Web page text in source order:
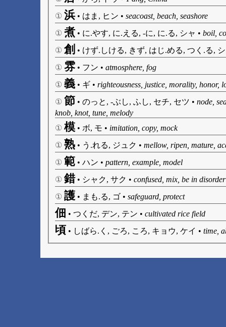
① 浜• はま, ヒン • seacoast, beach, seashore
① 煮 • に.やす, に.える, -に, に.る, シャ • boil,
① 創 • けず.しける, きず, はじ.める, つく.る,
① 雰 • フン • atmosphere, fog
① 義 • ギ • righteousness, justice, morality, honor,
① 節 • のっと, -ぶし, ふし, セチ, セツ • node,
knob, knot, tune, melody
① 模 • ボ, モ • imitation, copy, mock
① 熟 • う.れる, ジュク • mellow, ripen, mature,
① 範 • ハン • pattern, example, model
① 錯• シャク, サク • confused, mix, be in disorder
① 護 • まも.る, ゴ • safeguard, protect
佃 • つくだ, デン, テン • cultivated rice field
頃 • しばら.く, ごろ, ころ, キョウ, ケイ • time,